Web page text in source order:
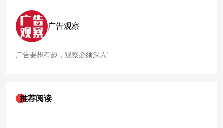
广告观察
广告要想有趣，观察必须深入!
推荐阅读